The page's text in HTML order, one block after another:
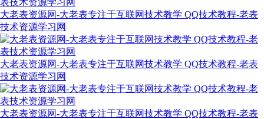
大老表资源网-大老表专注于互联网技术教学 QQ技术教程-老表
技术资源学习网
大老表资源网-大老表专注于互联网技术教学 QQ技术教程-老表
技术资源学习网
大老表资源网-大老表专注于互联网技术教学 QQ技术教程-老表